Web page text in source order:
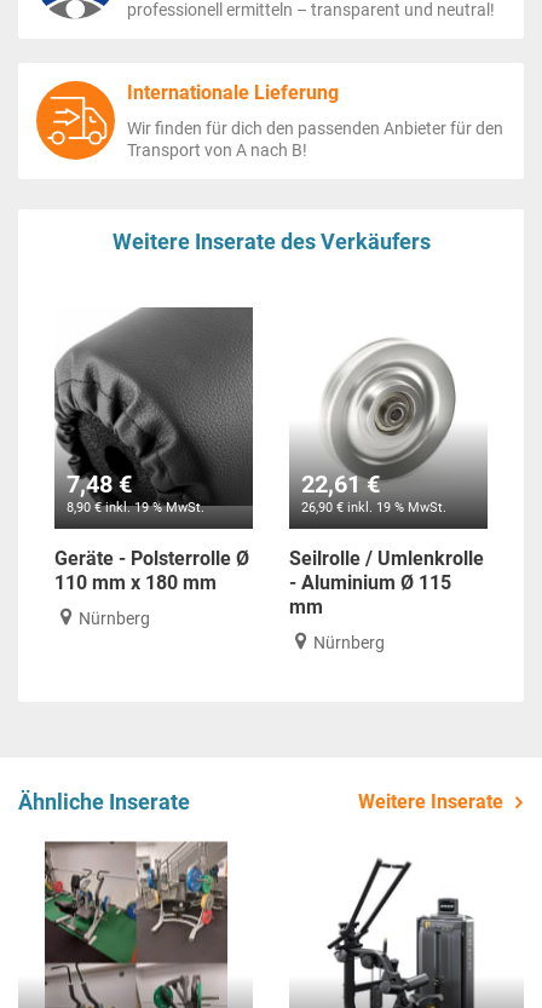
professionell ermitteln – transparent und neutral!
Internationale Lieferung
Wir finden für dich den passenden Anbieter für den
Transport von A nach B!
Weitere Inserate des Verkäufers
7,48 €
8,90 € inkl. 19 % MwSt.
Geräte - Polsterrolle Ø
110 mm x 180 mm
Nürnberg
22,61 €
26,90 € inkl. 19 % MwSt.
Seilrolle / Umlenkrolle
- Aluminium Ø 115
mm
Nürnberg
Ähnliche Inserate Weitere Inserate